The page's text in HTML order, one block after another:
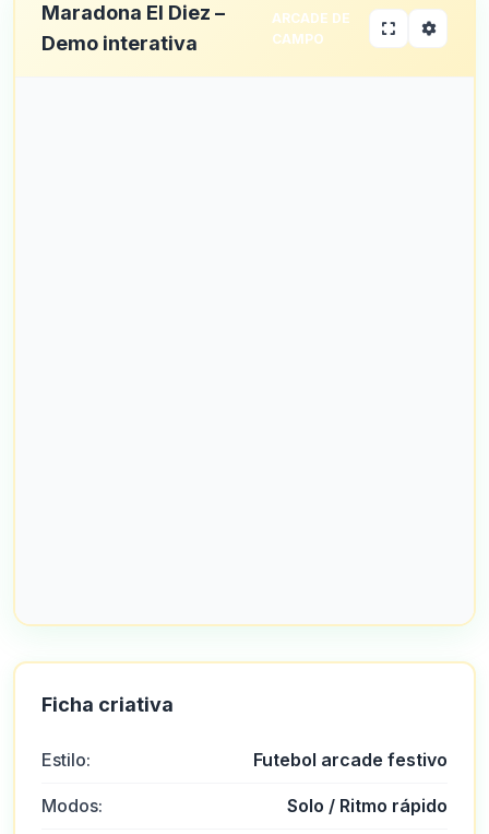
Maradona El Diez –
Demo interativa
ARCADE DE
CAMPO
Ficha criativa
Estilo: Futebol arcade festivo
Modos: Solo / Ritmo rápido